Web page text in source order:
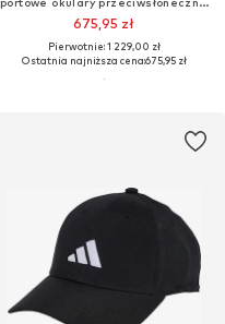
Sportowe okulary przeciwsłoneczne 'Sunthrill'
675,95 zł
Pierwotnie: 1 229,00 zł
Ostatnia najniższa cena:675,95 zł